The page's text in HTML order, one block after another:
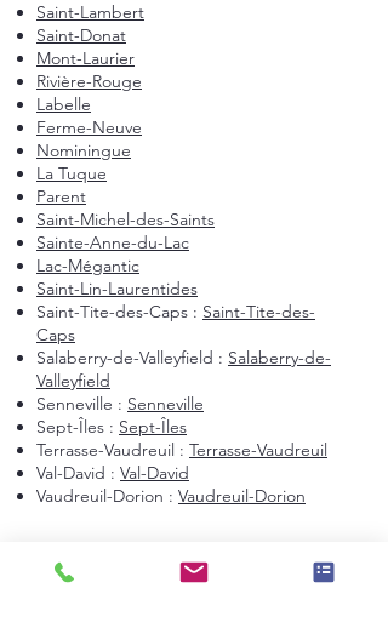
Saint-Lambert
Saint-Donat
Mont-Laurier
Rivière-Rouge
Labelle
Ferme-Neuve
Nominingue
La Tuque
Parent
Saint-Michel-des-Saints
Sainte-Anne-du-Lac
Lac-Mégantic
Saint-Lin-Laurentides
Saint-Tite-des-Caps : Saint-Tite-des-
Caps
Salaberry-de-Valleyfield : Salaberry-de-
Valleyfield
Senneville : Senneville
Sept-Îles : Sept-Îles
Terrasse-Vaudreuil : Terrasse-Vaudreuil
Val-David : Val-David
Vaudreuil-Dorion : Vaudreuil-Dorion